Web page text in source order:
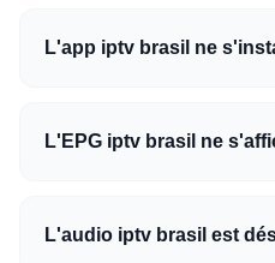
L'app iptv brasil ne
L'EPG iptv brasil ne
L'audio iptv brasil est